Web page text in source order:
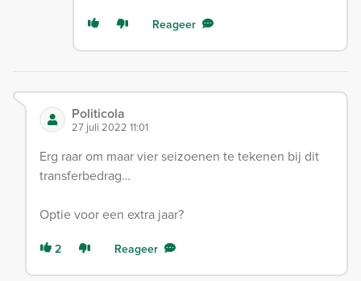
Reageer
Politicola
27 juli 2022 11:01
Erg raar om maar vier seizoenen te tekenen bij dit
transferbedrag…
Optie voor een extra jaar?
2 Reageer